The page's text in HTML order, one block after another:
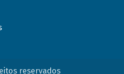
reservados